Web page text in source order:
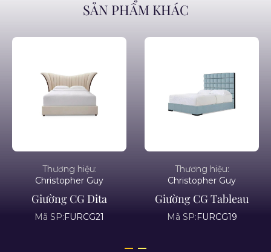
SẢN PHẨM KHÁC
Thương hiệu:
Christopher Guy
Giường CG Dita
Mã SP:FURCG21
Thương hiệu:
Christopher Guy
Giường CG Tableau
Mã SP:FURCG19